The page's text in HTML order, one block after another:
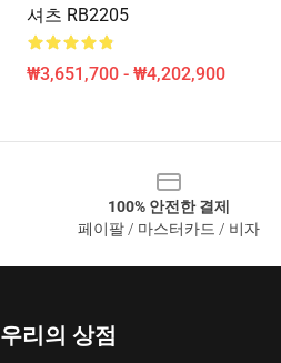
셔츠 RB2205
₩3,651,700 - ₩4,202,900
100% 안전한 결제
페이팔 / 마스터카드 / 비자
우리의 상점